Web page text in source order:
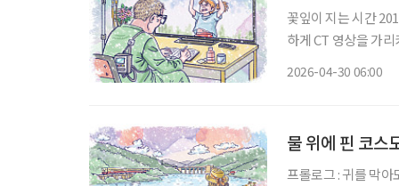
꽃잎이 지는 시간 2018년 겨울, 어머니는 인후암 말기 진단을 받으셨다. 의사 선생님은 차분
하게 CT 영상을 가
2026-04-30 06:00
물 위에 핀 코스
프롤로그 : 귀를 막아도 들리는 소리 지금도 가끔 텔